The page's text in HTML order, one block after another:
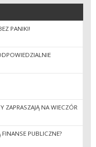
PANIKI!
ZAPRASZAJĄ NA WIECZÓR
FINANSE PUBLICZNE?